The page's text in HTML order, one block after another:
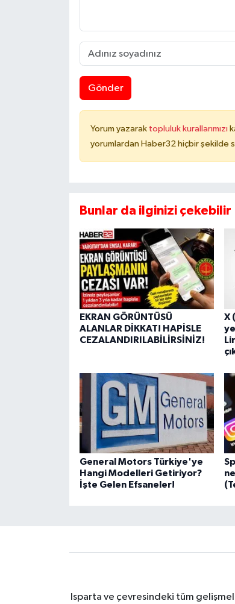
Gönder
Yorum yazarak topluluk kurallarımızı
yorumlardan Haber32 hiçbir şekilde
Bunlar da ilginizi çekebilir
EKRAN GÖRÜNTÜSÜ
ALANLAR DİKKAT! HAPİSLE
CEZALANDIRILABİLİRSİNİZ!
X
General Motors Türkiye'ye
Hangi Modelleri Getiriyor?
İşte Gelen Efsaneler!
Isparta ve çevresindeki tüm